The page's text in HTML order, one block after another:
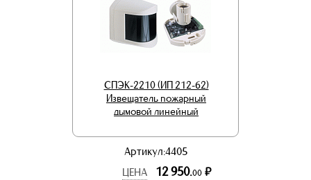
СПЭК-2210 (ИП 212-62)
Извещатель пожарный
дымовой линейный
Артикул:4405
ЦЕНА
12 950.00 р.